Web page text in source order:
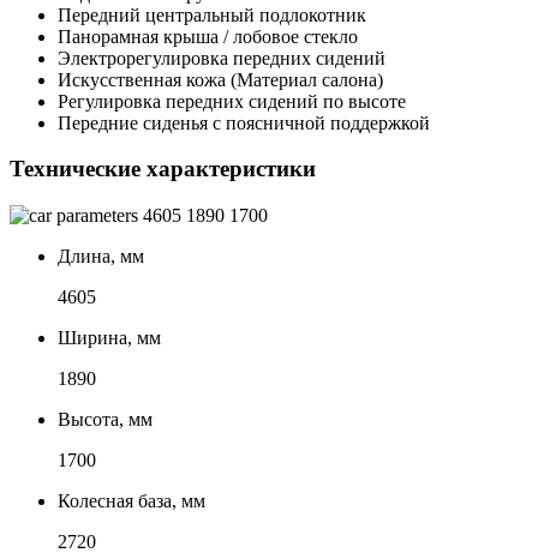
Передний центральный подлокотник
Панорамная крыша / лобовое стекло
Электрорегулировка передних сидений
Искусственная кожа (Материал салона)
Регулировка передних сидений по высоте
Передние сиденья с поясничной поддержкой
Технические характеристики
4605 1890 1700
Длина, мм
4605
Ширина, мм
1890
Высота, мм
1700
Колесная база, мм
2720